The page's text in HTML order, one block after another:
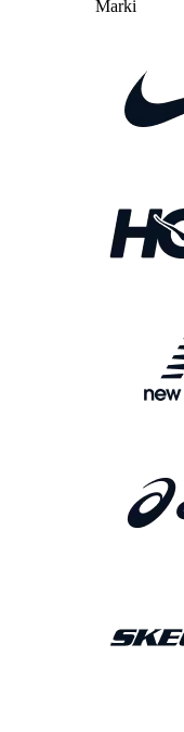
Marki